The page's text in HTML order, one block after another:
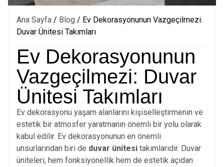
Ana Sayfa / Blog / Ev Dekorasyonunun Vazgeçilmezi:
Duvar Ünitesi Takımları
Ev Dekorasyonunun
Vazgeçilmezi: Duvar
Ünitesi Takımları
Ev dekorasyonu yaşam alanlarını kişiselleştirmenin ve
estetik bir atmosfer yaratmanın önemli bir yolu olarak
kabul edilir. Ev dekorasyonunun en önemli
unsurlarından biri de duvar ünitesi takımlarıdır. Duvar
üniteleri, hem fonksiyonellik hem de estetik açıdan